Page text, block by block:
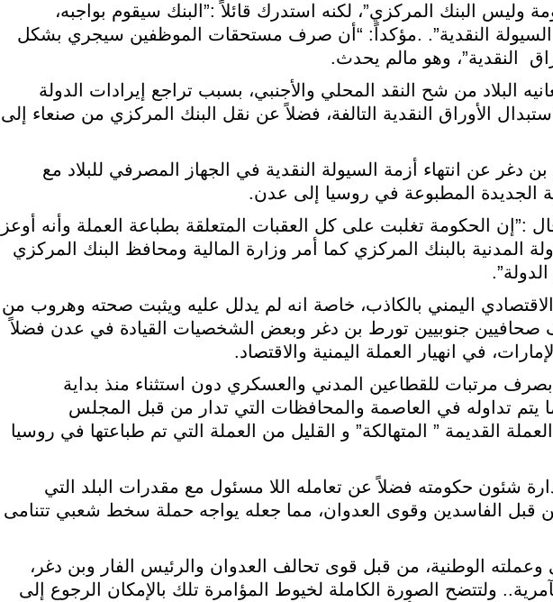
وليس البنك المركزي”، لكنه استدرك قائلاً :”البنك سيقوم بواجبه،
النقدية”. .مؤكداً: “أن صرف مستحقات الموظفين سيجري بشكل
النقدية”، وهو مالم يحدث.
البلاد من شح النقد المحلي والأجنبي، بسبب تراجع إيرادات الدولة
الأوراق النقدية التالفة، فضلاً عن نقل البنك المركزي من صنعاء إلى
عن انتهاء أزمة السيولة النقدية في الجهاز المصرفي للبلاد مع
:”إن الحكومة تغلبت على كل العقبات المتعلقة بطباعة العملة وأنه أوعز
المدنية بالبنك المركزي كما أمر وزارة المالية ومحافظ البنك المركزي
اليمني بالكاذب، خاصة انه لم يدلل عليه ويثبت صحته وهروب من
جنوبيين تورط بن دغر وبعض الشخصيات القيادة في عدن فضلاً
في انهيار العملة اليمنية والاقتصاد.
مرتبات للقطاعين المدني والعسكري دون استثناء منذ بداية
يتم تداوله في العاصمة والمحافظات التي تدار من قبل المجلس
القديمة ” المتهالكة” و القليل من العملة التي تم طباعتها في روسيا
شئون حكومته فضلاً عن تعامله اللا مسئول مع مقدرات البلد التي
الفاسدين وقوى العدوان، مما جعله يواجه حملة سخط شعبي تتنامى
الوطنية، من قبل قوى تحالف العدوان والرئيس الفار وبن دغر،
ولتتضح الصورة الكاملة لخيوط المؤامرة تلك بالإمكان الرجوع إلى